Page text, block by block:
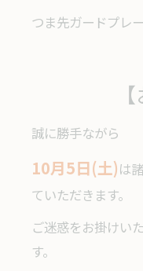
つま先ガードプレ
誠に勝手ながら
10月5日(土)は
ていただきます。
ご迷惑をお掛けい
す。